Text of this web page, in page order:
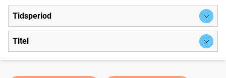
Tidsperiod
Titel